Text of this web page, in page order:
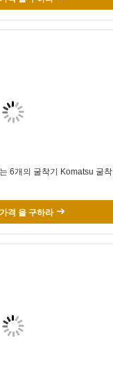
6개의 굴착기 Komatsu 굴
격 을 구하라